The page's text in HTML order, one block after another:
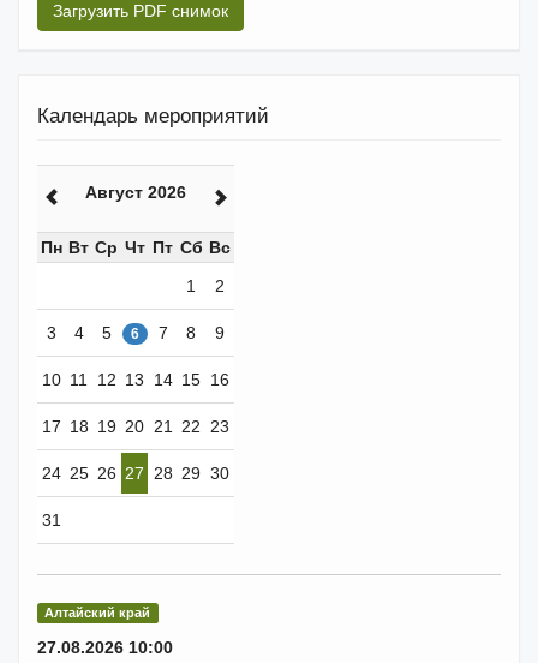
Загрузить PDF снимок
Календарь мероприятий
Август 2026
Пн Вт Ср Чт Пт Сб Вс
1
2
3 4 5 6 7 8 9
10 11 12 13 14 15 16
17 18 19 20 21 22 23
24 25 26 27 28 29 30
31
Алтайский край
27.08.2026 10:00